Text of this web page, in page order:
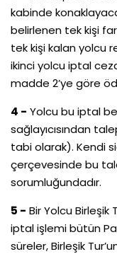
kabinde
belirlenen tek kişi
tek kişi kalan yolcu
ikinci yolcu iptal
madde 2’ye göre
4 - Yolcu bu iptal
sağlayıcısından
tabi olarak). Kendi
çerçevesinde bu
sorumluğundadır.
5 - Bir Yolcu
iptal işlemi bütün
süreler, Birleşik